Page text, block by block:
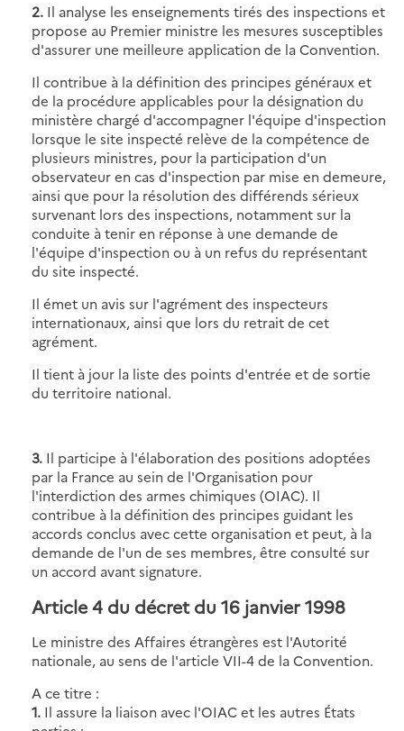
2. Il analyse les enseignements tirés des inspections et
propose au Premier ministre les mesures susceptibles
d'assurer une meilleure application de la Convention.
Il contribue à la définition des principes généraux et
de la procédure applicables pour la désignation du
ministère chargé d'accompagner l'équipe d'inspection
lorsque le site inspecté relève de la compétence de
plusieurs ministres, pour la participation d'un
observateur en cas d'inspection par mise en demeure,
ainsi que pour la résolution des différends sérieux
survenant lors des inspections, notamment sur la
conduite à tenir en réponse à une demande de
l'équipe d'inspection ou à un refus du représentant
du site inspecté.
Il émet un avis sur l'agrément des inspecteurs
internationaux, ainsi que lors du retrait de cet
agrément.
Il tient à jour la liste des points d'entrée et de sortie
du territoire national.
3. Il participe à l'élaboration des positions adoptées
par la France au sein de l'Organisation pour
l'interdiction des armes chimiques (OIAC). Il
contribue à la définition des principes guidant les
accords conclus avec cette organisation et peut, à la
demande de l'un de ses membres, être consulté sur
un accord avant signature.
Article 4 du décret du 16 janvier 1998
Le ministre des Affaires étrangères est l'Autorité
nationale, au sens de l'article VII-4 de la Convention.
A ce titre :
1. Il assure la liaison avec l'OIAC et les autres États